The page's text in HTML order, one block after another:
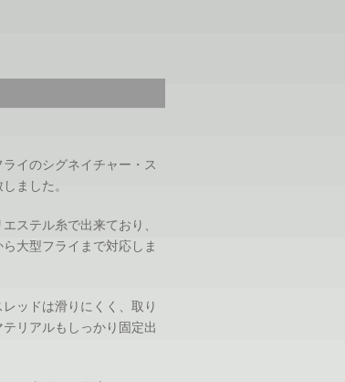
イのシグネイチャー・ス
ました。
ステル糸で出来ており、
大型フライまで対応しま
ッドは滑りにくく、取り
リアルもしっかり固定出